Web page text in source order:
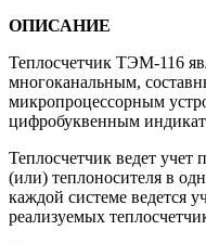
ОПИСАНИЕ
Теплосчетчик ТЭМ-116
многоканальным,
микропроцессорным
цифробуквенным
Теплосчетчик ведет учет
(или) теплоносителя в
каждой системе ведется
реализуемых